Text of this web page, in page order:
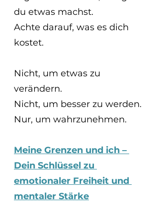
du etwas machst.
Achte darauf, was es dich
kostet.
Nicht, um etwas zu
verändern.
Nicht, um besser zu werden.
Nur, um wahrzunehmen.
Meine Grenzen und ich –
Dein Schlüssel zu
emotionaler Freiheit und
mentaler Stärke